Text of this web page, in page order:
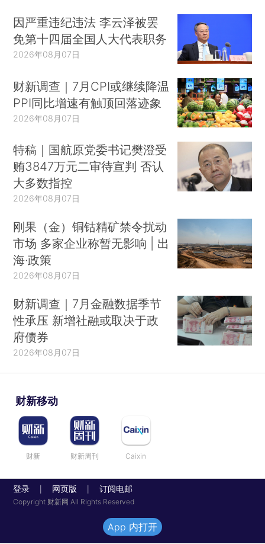
因严重违纪违法 李云泽被罢
免第十四届全国人大代表职务
2026年08月07日
财新调查｜7月CPI或继续降温
PPI同比增速有触顶回落迹象
2026年08月07日
特稿｜国航原党委书记樊澄受
贿3847万元二审待宣判 否认
大多数指控
2026年08月07日
刚果（金）铜钴精矿禁令扰动
市场 多家企业称暂无影响 | 出
海·政策
2026年08月07日
财新调查｜7月金融数据季节
性承压 新增社融或取决于政
府债券
2026年08月07日
财新移动
财新 财新周刊 Caixin
登录 网页版 订阅电邮
Copyright 财新网 All Rights Reserved
App 内打开